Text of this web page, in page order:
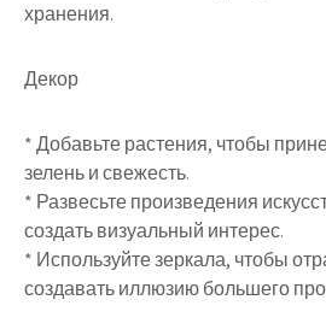
хранения.
Декор
* Добавьте растения, чтобы
зелень и свежесть.
* Развесьте произведения
создать визуальный интерес.
* Используйте зеркала, чтобы
создавать иллюзию большего